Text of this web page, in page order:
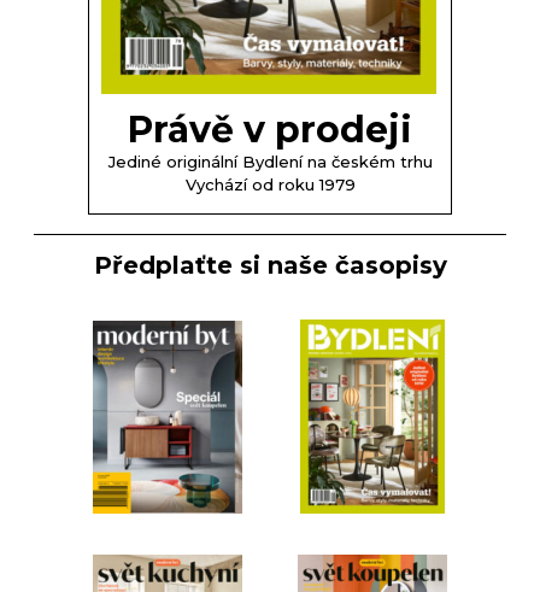
Právě v prodeji
Jediné originální Bydlení na českém trhu
Vychází od roku 1979
Předplaťte si naše časopisy